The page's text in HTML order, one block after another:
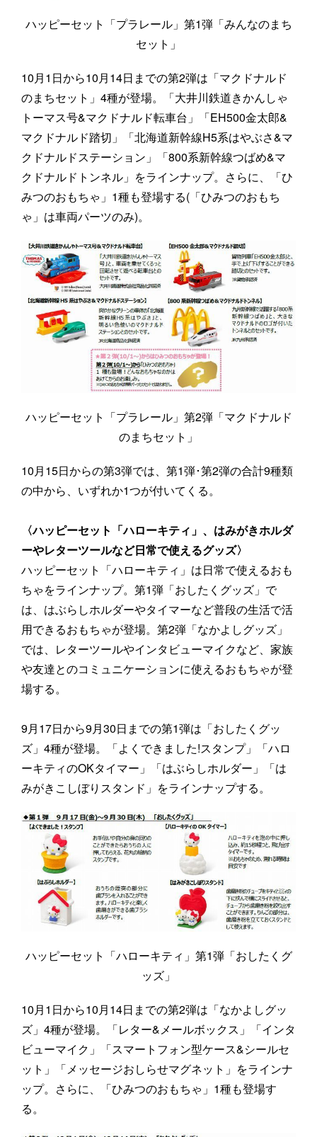
ハッピーセット「プラレール」第1弾「みんなのまち
セット」
10月1日から10月14日までの第2弾は「マクドナルド
のまちセット」4種が登場。「大井川鉄道きかんしゃ
トーマス号&マクドナルド転車台」「EH500金太郎&
マクドナルド踏切」「北海道新幹線H5系はやぶさ&マ
クドナルドステーション」「800系新幹線つばめ&マ
クドナルドトンネル」をラインナップ。さらに、「ひ
みつのおもちゃ」1種も登場する(「ひみつのおもち
ゃ」は車両パーツのみ)。
ハッピーセット「プラレール」第2弾「マクドナルド
のまちセット」
10月15日からの第3弾では、第1弾･第2弾の合計9種類
の中から、いずれか1つが付いてくる。
〈ハッピーセット「ハローキティ」、はみがきホルダ
ーやレターツールなど日常で使えるグッズ〉
ハッピーセット「ハローキティ」は日常で使えるおも
ちゃをラインナップ。第1弾「おしたくグッズ」で
は、はぶらしホルダーやタイマーなど普段の生活で活
用できるおもちゃが登場。第2弾「なかよしグッズ」
では、レターツールやインタビューマイクなど、家族
や友達とのコミュニケーションに使えるおもちゃが登
場する。
9月17日から9月30日までの第1弾は「おしたくグッ
ズ」4種が登場。「よくできました!スタンプ」「ハロ
ーキティのOKタイマー」「はぶらしホルダー」「は
みがきこしぼりスタンド」をラインナップする。
ハッピーセット「ハローキティ」第1弾「おしたくグ
ッズ」
10月1日から10月14日までの第2弾は「なかよしグッ
ズ」4種が登場。「レター&メールボックス」「インタ
ビューマイク」「スマートフォン型ケース&シールセ
ット」「メッセージおしらせマグネット」をラインナ
ップ。さらに、「ひみつのおもちゃ」1種も登場す
る。